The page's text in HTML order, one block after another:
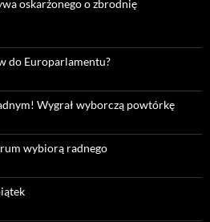
oskarżonego o zbrodnię
do Europarlamentu?
Wygrał wyborczą powtórkę
wybiorą radnego